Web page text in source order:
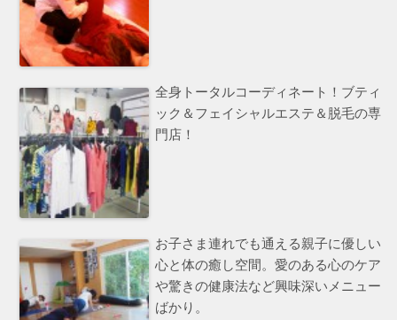
全身トータルコーディネート！ブティ
ック＆フェイシャルエステ＆脱毛の専
門店！
お子さま連れでも通える親子に優しい
心と体の癒し空間。愛のある心のケア
や驚きの健康法など興味深いメニュー
ばかり。